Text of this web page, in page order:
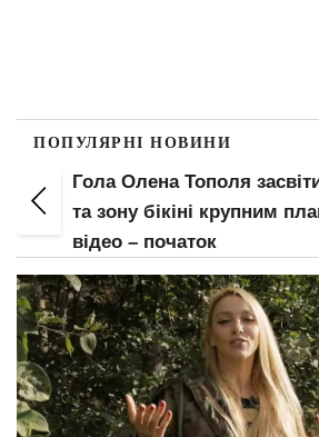
ПОПУЛЯРНІ НОВИНИ
Буквально гола Анна
втиснула свою мушлю у
позі: "стиль собачки"